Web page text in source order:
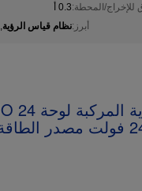
للإخراج/المحطة:0.3 أ
أبرز:نظام قياس الرؤية,
الطاقة